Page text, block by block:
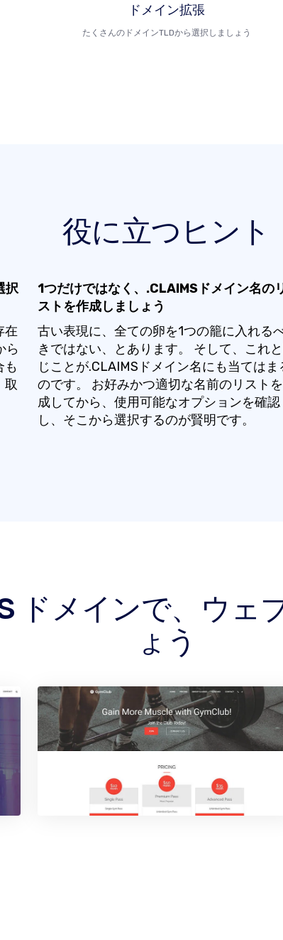
ドメイン拡張
たくさんのドメインTLDから選択しましょう
役に立つヒント
択
在
ら
も
取
1つだけではなく、.CLAIMSドメイン名の
ストを作成しましょう
古い表現に、全ての卵を1つの籠に入れる
きではない、とあります。 そして、これ
じことが.CLAIMSドメイン名にも当てはま
のです。 お好みかつ適切な名前のリスト
成してから、使用可能なオプションを確認
し、そこから選択するのが賢明です。
ドメインで、ウェ
ょう